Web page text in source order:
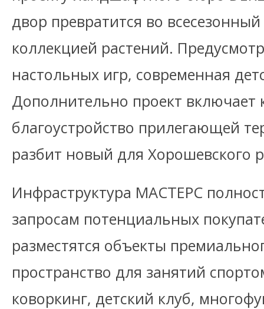
двор превратится во
коллекцией растений.
настольных игр, современная
Дополнительно проект включает
благоустройство прилегающей
разбит новый для Хорошевского
Инфраструктура МАСТЕРС
запросам потенциальных
разместятся объекты
пространство для занятий
коворкинг, детский клуб,